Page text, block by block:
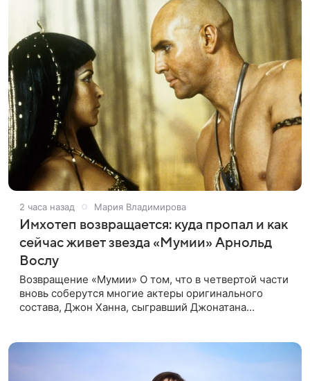
2 часа назад Мария Владимирова
Имхотеп возвращается: куда пропал и как
сейчас живет звезда «Мумии» Арнольд
Вослу
Возвращение «Мумии» О том, что в четвертой части
вновь соберутся многие актеры оригинального
состава, Джон Ханна, сыгравший Джонатана